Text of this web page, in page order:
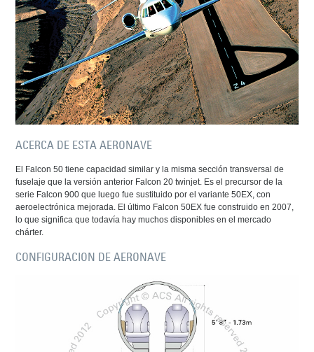
ACERCA DE ESTA AERONAVE
El Falcon 50 tiene capacidad similar y la misma sección transversal de
fuselaje que la versión anterior Falcon 20 twinjet. Es el precursor de la
serie Falcon 900 que luego fue sustituido por el variante 50EX, con
aeroelectrónica mejorada. El último Falcon 50EX fue construido en 2007,
lo que significa que todavía hay muchos disponibles en el mercado
chárter.
CONFIGURACION DE AERONAVE